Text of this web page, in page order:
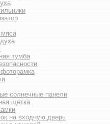
тумба
солнечные панели
щетка
на входную дверь